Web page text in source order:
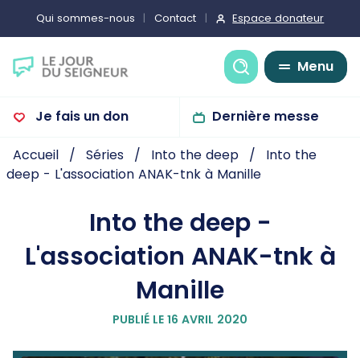
Qui sommes-nous Contact Espace donateur
Recherche
Menu
Je fais un don Dernière messe
Accueil Séries Into the deep
Into the
deep - L'association ANAK-tnk à Manille
Into the deep -
L'association ANAK-tnk à
Manille
PUBLIÉ LE 16 AVRIL 2020